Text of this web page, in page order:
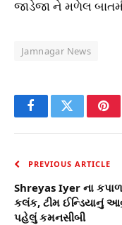
જાડેજા ને મળેલ
Jamnagar News
FacebookTwitter
PREVIOUS ARTICLE
Shreyas Iyer ના
કલંક, ટીમ ઈન્ડિયાનું
પહેલું કમનસીબી